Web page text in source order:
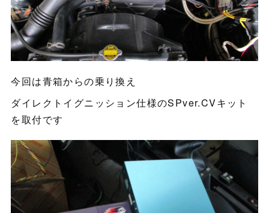
今回は青箱からの乗り換え
ダイレクトイグニッション仕様のSPver.CVキット
を取付です